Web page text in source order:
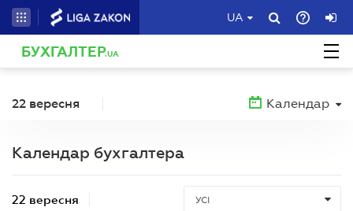
UA
БУХГАЛТЕР.UA
22 вересня Календар
Календар бухгалтера
22 вересня УСІ